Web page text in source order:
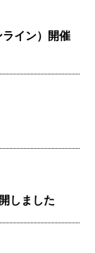
イン）開催
しました